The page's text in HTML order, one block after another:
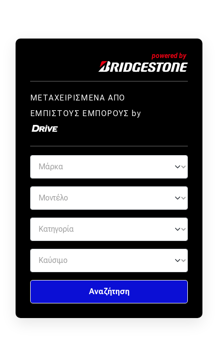
ΜΕΤΑΧΕΙΡΙΣΜΕΝΑ ΑΠΟ
ΕΜΠΙΣΤΟΥΣ ΕΜΠΟΡΟΥΣ by